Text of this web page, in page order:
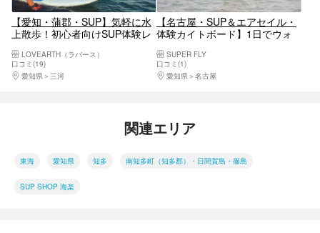
【愛知・蒲郡・SUP】気軽に水
上散歩！初心者向けSUP体験レ
LOVEARTH（ラバース）
口コミ(19)
愛知県
三河
【名古屋・SUP＆エアセイル・
体験カイトボード】1日でウォ
川でよくばりに遊ぼう
SUPER FLY
口コミ(1)
愛知県
名古屋
関連エリア
東海 愛知県 知多 南知多町（知多郡）・日間賀島・篠島
SUP SHOP 海楽